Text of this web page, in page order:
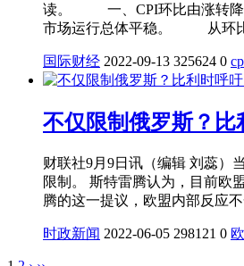
读。 一、CPI环比由涨转降
市场运行总体平稳。 从环比看
国际财经 2022-09-13 325624 0
不仅限制俄罗斯？
财联社9月9日讯（编辑 刘蕊）
限制。 斯特雷腾认为，目前欧
腾的这一提议，欧盟内部反应
时政新闻 2022-06-05 298121 0